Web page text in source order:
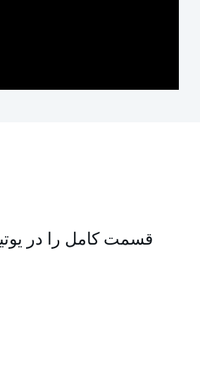
قسمت کامل را در